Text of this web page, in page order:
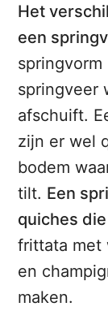
Het
een
springveer
afschuift.
zijn er wel
bodem
tilt. Een
quiches
frittata met
en
maken.